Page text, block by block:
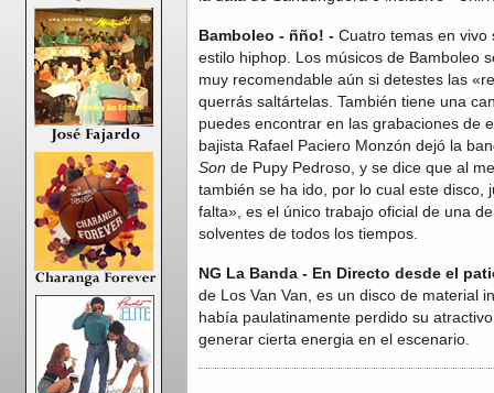
Bamboleo - ñño! - Cuatro temas en
estilo hiphop. Los músicos de Bamboleo
muy recomendable aún si detestes las
querrás saltártelas. También tiene una
puedes encontrar en las grabaciones de
bajista Rafael Paciero Monzón dejó la
Son de Pupy Pedroso, y se dice que al
también se ha ido, por lo cual este disco,
falta», es el único trabajo oficial de una
solventes de todos los tiempos.
NG La Banda - En Directo desde el
de Los Van Van, es un disco de material
había paulatinamente perdido su
generar cierta energia en el escenario.